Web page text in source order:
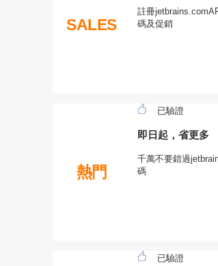
SALES
註冊
碼及促銷
熱門
已驗證
即日起，省更多
千萬不要錯過
碼
已驗證